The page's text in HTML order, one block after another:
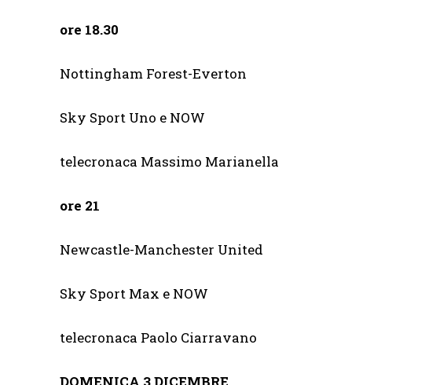
ore 18.30
Nottingham Forest-Everton
Sky Sport Uno e NOW
telecronaca Massimo Marianella
ore 21
Newcastle-Manchester United
Sky Sport Max e NOW
telecronaca Paolo Ciarravano
DOMENICA 3 DICEMBRE